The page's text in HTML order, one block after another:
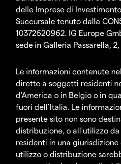
delle Imprese di
Succursale tenuto dalla
10372620962. IG Europe
sede in Galleria Passarella,
Le informazioni contenute
dirette a soggetti residenti
d'America o in Belgio o in
fuori dell’Italia. Le
presente sito non sono
distribuzione, o all'utilizzo
residenti in una
utilizzo o distribuzione